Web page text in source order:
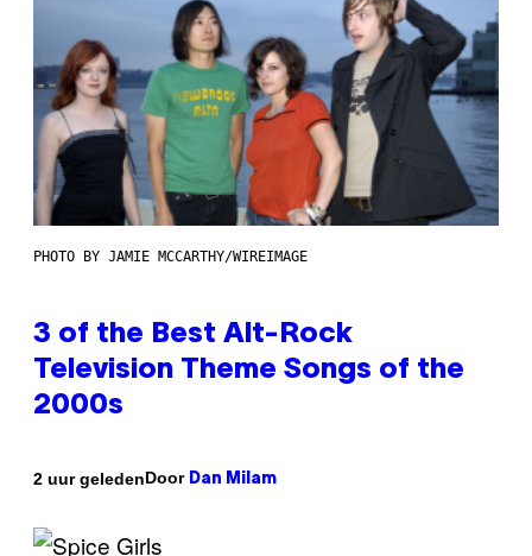
PHOTO BY JAMIE MCCARTHY/WIREIMAGE
3 of the Best Alt-Rock
Television Theme Songs of the
2000s
2 uur geledenDoor Dan Milam